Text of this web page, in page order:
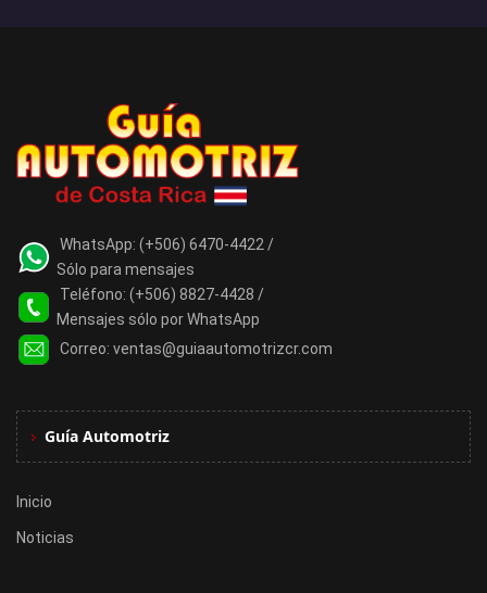
WhatsApp: (+506) 6470-4422 /
Sólo para mensajes
Teléfono: (+506) 8827-4428 /
Mensajes sólo por WhatsApp
Correo: ventas@guiaautomotrizcr.com
Guía Automotriz
Inicio
Noticias